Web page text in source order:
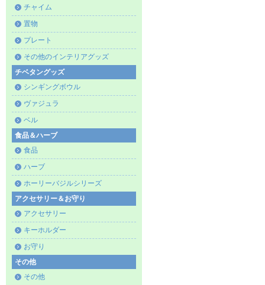
チャイム
置物
プレート
その他のインテリアグッズ
チベタングッズ
シンギングボウル
ヴァジュラ
ベル
食品＆ハーブ
食品
ハーブ
ホーリーバジルシリーズ
アクセサリー＆お守り
アクセサリー
キーホルダー
お守り
その他
その他